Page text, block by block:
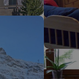
o seu caminho.